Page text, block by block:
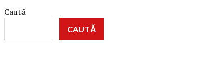
Caută
CAUTĂ